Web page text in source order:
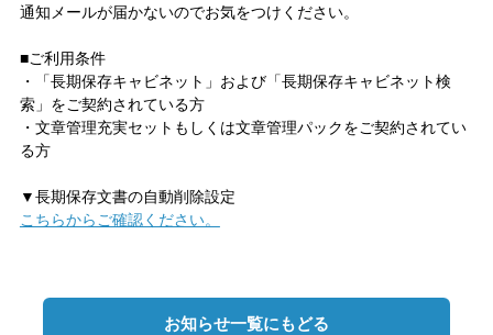
通知メールが届かないのでお気をつけください。
■ご利用条件
・「長期保存キャビネット」および「長期保存キャビネット検
索」をご契約されている方
・文章管理充実セットもしくは文章管理パックをご契約されてい
る方
▼長期保存文書の自動削除設定
こちらからご確認ください。
お知らせ一覧にもどる